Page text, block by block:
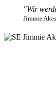
"Wir
Jimmie